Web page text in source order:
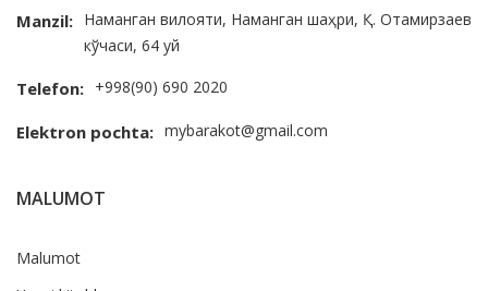
Manzil: Наманган вилояти, Наманган шаҳри, Қ. Отамирзаев
кўчаси, 64 уй
Telefon: +998(90) 690 2020
Elektron pochta: mybarakot@gmail.com
MALUMOT
Malumot